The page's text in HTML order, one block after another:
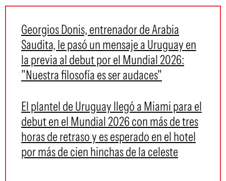
Georgios Donis, entrenador de Arabia
Saudita, le pasó un mensaje a Uruguay en
la previa al debut por el Mundial 2026:
"Nuestra filosofía es ser audaces"
El plantel de Uruguay llegó a Miami para el
debut en el Mundial 2026 con más de tres
horas de retraso y es esperado en el hotel
por más de cien hinchas de la celeste